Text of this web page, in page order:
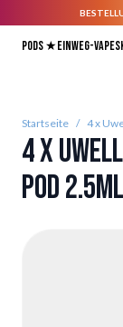
Pods ★Einweg-Vapes
Startseite / 4 x
4 x
Pod 2.5ml